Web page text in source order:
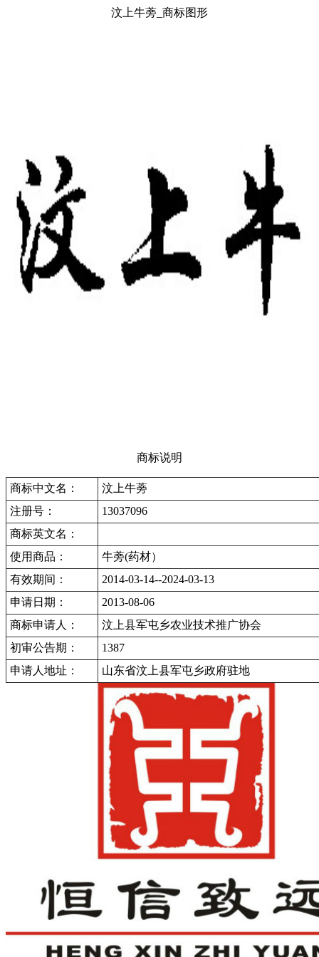
汶上牛蒡_商标图形
商标说明
商标中文名：
汶上牛蒡
注册号：
13037096
商标英文名：
使用商品：
牛蒡(药材）
有效期间：
2014-03-14--2024-03-13
申请日期：
2013-08-06
商标申请人：
汶上县军屯乡农业技术推广协会
初审公告期：
1387
申请人地址：
山东省汶上县军屯乡政府驻地